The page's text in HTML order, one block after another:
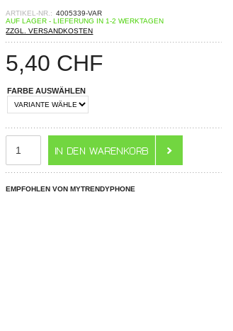
ARTIKEL-NR.: 4005339-VAR
AUF LAGER - LIEFERUNG IN 1-2 WERKTAGEN
ZZGL. VERSANDKOSTEN
5,40 CHF
FARBE AUSWÄHLEN
EMPFOHLEN VON MYTRENDYPHONE